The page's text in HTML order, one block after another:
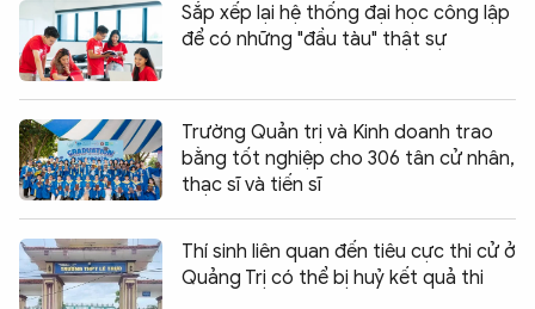
Sắp xếp lại hệ thống đại học công lập
để có những "đầu tàu" thật sự
Trường Quản trị và Kinh doanh trao
bằng tốt nghiệp cho 306 tân cử nhân,
thạc sĩ và tiến sĩ
Thí sinh liên quan đến tiêu cực thi cử ở
Quảng Trị có thể bị huỷ kết quả thi